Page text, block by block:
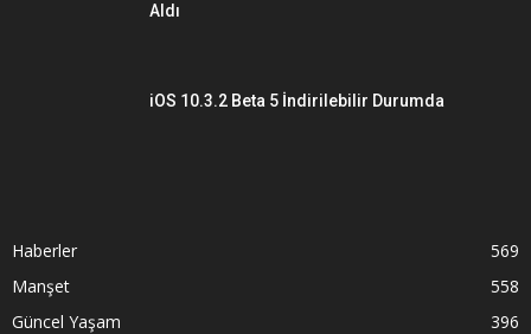
Aldı
iOS 10.3.2 Beta 5 İndirilebilir Durumda
Haberler
569
Manşet
558
Güncel Yaşam
396